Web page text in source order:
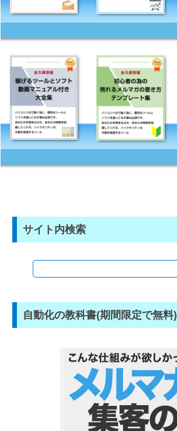
サイト内検索
自動化の教科書(期間限定で無料)